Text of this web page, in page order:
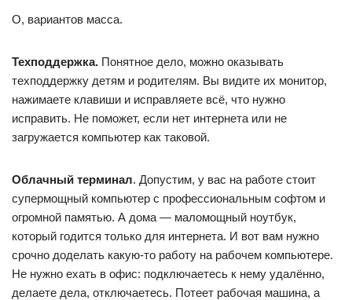
О, вариантов масса.
Техподдержка. Понятное дело, можно оказывать
техподдержку детям и родителям. Вы видите их монитор,
нажимаете клавиши и исправляете всё, что нужно
исправить. Не поможет, если нет интернета или не
загружается компьютер как таковой.
Облачный терминал. Допустим, у вас на работе стоит
супермощный компьютер с профессиональным софтом и
огромной памятью. А дома — маломощный ноутбук,
который годится только для интернета. И вот вам нужно
срочно доделать какую-то работу на рабочем компьютере.
Не нужно ехать в офис: подключаетесь к нему удалённо,
делаете дела, отключаетесь. Потеет рабочая машина, а